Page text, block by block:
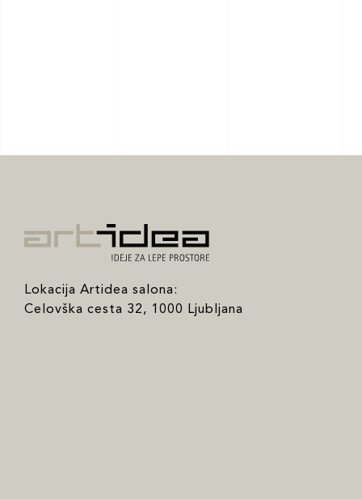
Lokacija Artidea salona:
Celovška cesta 32, 1000 Ljubljana